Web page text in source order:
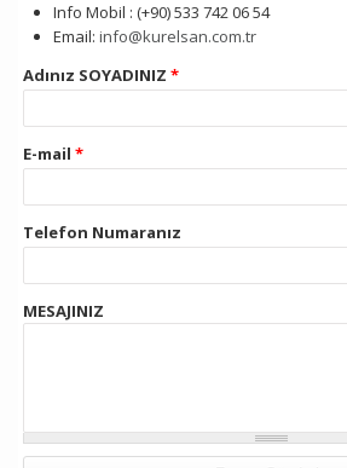
Info Mobil : (+90) 533 742 06 54
Email:info@kurelsan.com.tr
Adınız SOYADINIZ*
E-mail*
Telefon Numaranız
MESAJINIZ